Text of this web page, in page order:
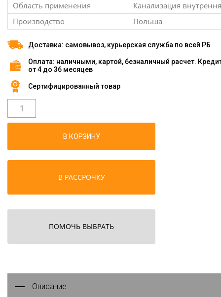
Область применения
Канализация
Производство
Польша
Доставка: самовывоз, курьерская служба по всей РБ
Оплата: наличными, картой, безналичный расчет.
от 4 до 36 месяцев
Сертифицированный товар
В КОРЗИНУ
В РАССРОЧКУ
ПОМОЧЬ ВЫБРАТЬ
Описание